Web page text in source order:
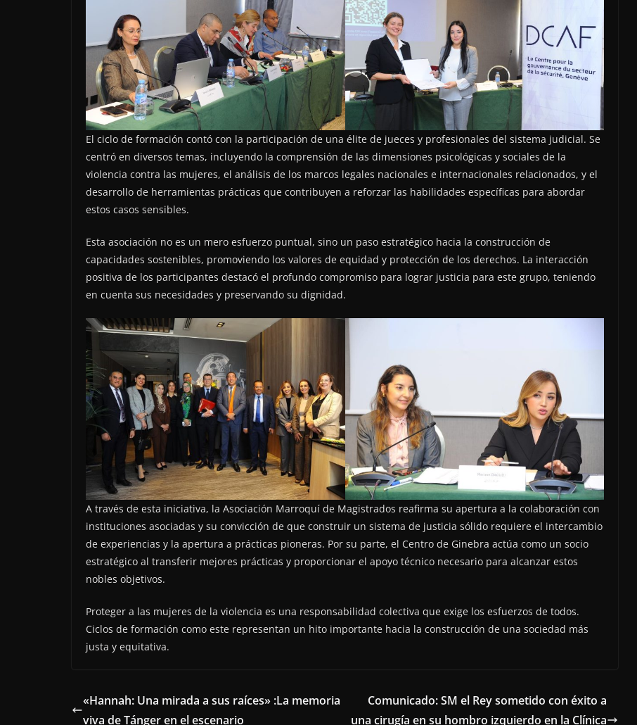
El ciclo de formación contó con la participación de una élite de jueces y profesionales del sistema judicial. Se
centró en diversos temas, incluyendo la comprensión de las dimensiones psicológicas y sociales de la
violencia contra las mujeres, el análisis de los marcos legales nacionales e internacionales relacionados, y el
desarrollo de herramientas prácticas que contribuyen a reforzar las habilidades específicas para abordar
estos casos sensibles.
Esta asociación no es un mero esfuerzo puntual, sino un paso estratégico hacia la construcción de
capacidades sostenibles, promoviendo los valores de equidad y protección de los derechos. La interacción
positiva de los participantes destacó el profundo compromiso para lograr justicia para este grupo, teniendo
en cuenta sus necesidades y preservando su dignidad.
A través de esta iniciativa, la Asociación Marroquí de Magistrados reafirma su apertura a la colaboración con
instituciones asociadas y su convicción de que construir un sistema de justicia sólido requiere el intercambio
de experiencias y la apertura a prácticas pioneras. Por su parte, el Centro de Ginebra actúa como un socio
estratégico al transferir mejores prácticas y proporcionar el apoyo técnico necesario para alcanzar estos
nobles objetivos.
Proteger a las mujeres de la violencia es una responsabilidad colectiva que exige los esfuerzos de todos.
Ciclos de formación como este representan un hito importante hacia la construcción de una sociedad más
justa y equitativa.
«Hannah: Una mirada a sus raíces» :La memoria
viva de Tánger en el escenario
Comunicado: SM el Rey sometido con éxito a
una cirugía en su hombro izquierdo en la Clínica